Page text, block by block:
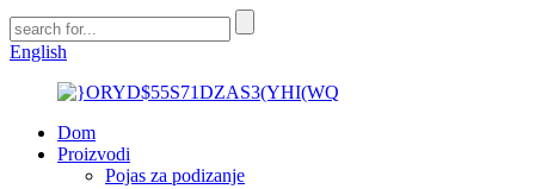
English
Dom
Proizvodi
Pojas za podizanje